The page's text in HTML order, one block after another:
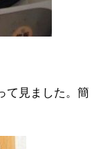
て見ました。簡